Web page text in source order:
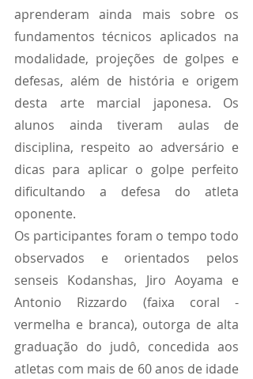
aprenderam ainda mais sobre os
fundamentos técnicos aplicados na
modalidade, projeções de golpes e
defesas, além de história e origem
desta arte marcial japonesa. Os
alunos ainda tiveram aulas de
disciplina, respeito ao adversário e
dicas para aplicar o golpe perfeito
dificultando a defesa do atleta
oponente.
Os participantes foram o tempo todo
observados e orientados pelos
senseis Kodanshas, Jiro Aoyama e
Antonio Rizzardo (faixa coral -
vermelha e branca), outorga de alta
graduação do judô, concedida aos
atletas com mais de 60 anos de idade